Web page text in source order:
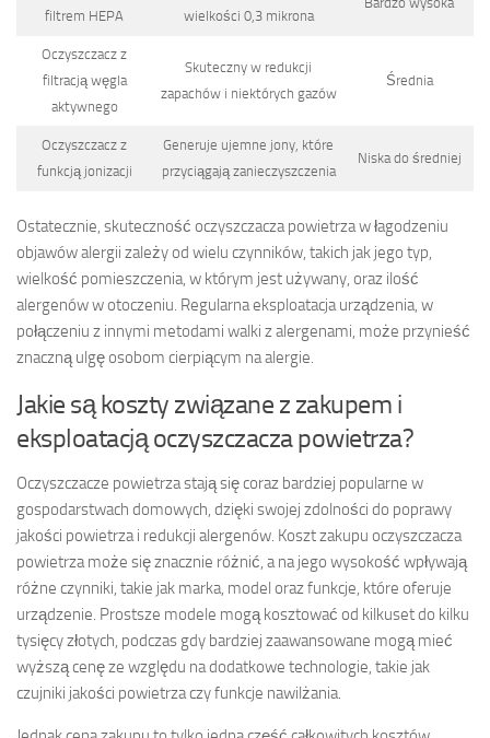
filtrem HEPA
wielkości 0,3 mikrona
Oczyszczacz z
filtracją węgla
aktywnego
Skuteczny w redukcji
zapachów i niektórych gazów
Średnia
Oczyszczacz z
funkcją jonizacji
Generuje ujemne jony, które
przyciągają zanieczyszczenia
Niska do średniej
Ostatecznie, skuteczność oczyszczacza powietrza w łagodzeniu
objawów alergii zależy od wielu czynników, takich jak jego typ,
wielkość pomieszczenia, w którym jest używany, oraz ilość
alergenów w otoczeniu. Regularna eksploatacja urządzenia, w
połączeniu z innymi metodami walki z alergenami, może przynieść
znaczną ulgę osobom cierpiącym na alergie.
Jakie są koszty związane z zakupem i
eksploatacją oczyszczacza powietrza?
Oczyszczacze powietrza stają się coraz bardziej popularne w
gospodarstwach domowych, dzięki swojej zdolności do poprawy
jakości powietrza i redukcji alergenów. Koszt zakupu oczyszczacza
powietrza może się znacznie różnić, a na jego wysokość wpływają
różne czynniki, takie jak marka, model oraz funkcje, które oferuje
urządzenie. Prostsze modele mogą kosztować od kilkuset do kilku
tysięcy złotych, podczas gdy bardziej zaawansowane mogą mieć
wyższą cenę ze względu na dodatkowe technologie, takie jak
czujniki jakości powietrza czy funkcje nawilżania.